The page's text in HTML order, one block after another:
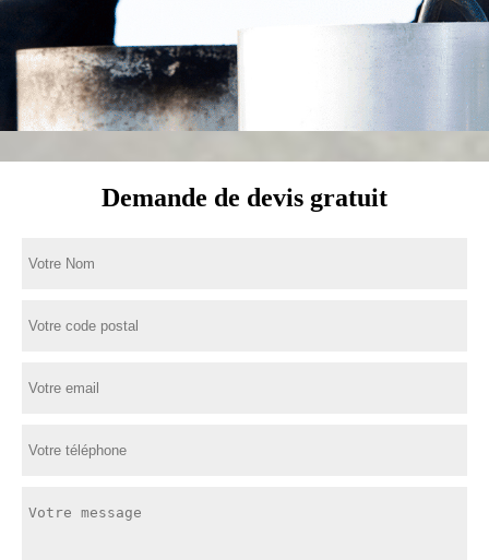
Demande de devis gratuit